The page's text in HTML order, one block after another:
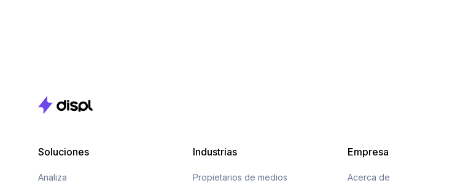
Soluciones
Analiza
Industrias
Propietarios de medios
Empresa
Acerca de